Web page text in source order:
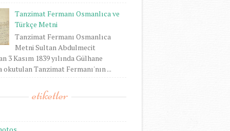
Tanzimat Fermanı Osmanlıca ve
Türkçe Metni
Tanzimat Fermanı Osmanlıca
Metni Sultan Abdulmecit
3 Kasım 1839 yılında Gülhane
okutulan Tanzimat Fermanı'nın ...
etiketler